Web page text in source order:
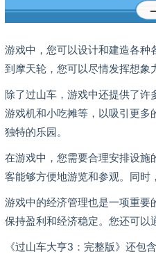
游戏中，您可以设计和建造各种
到摩天轮，您可以尽情发挥想象
除了过山车，游戏中还提供了许
游戏机和小吃摊等，以吸引更多
独特的乐园。
在游戏中，您需要合理安排设施
客能够方便地游览和参观。同时
游戏中的经济管理也是一项重要
保持盈利和经济稳定。您还可以
《过山车大亨3：完整版》还包